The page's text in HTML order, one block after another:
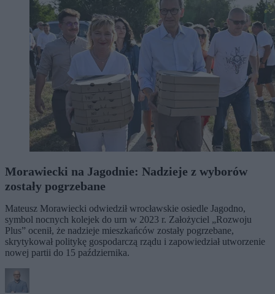
Morawiecki na Jagodnie: Nadzieje z wyborów
zostały pogrzebane
Mateusz Morawiecki odwiedził wrocławskie osiedle Jagodno,
symbol nocnych kolejek do urn w 2023 r. Założyciel „Rozwoju
Plus” ocenił, że nadzieje mieszkańców zostały pogrzebane,
skrytykował politykę gospodarczą rządu i zapowiedział utworzenie
nowej partii do 15 października.